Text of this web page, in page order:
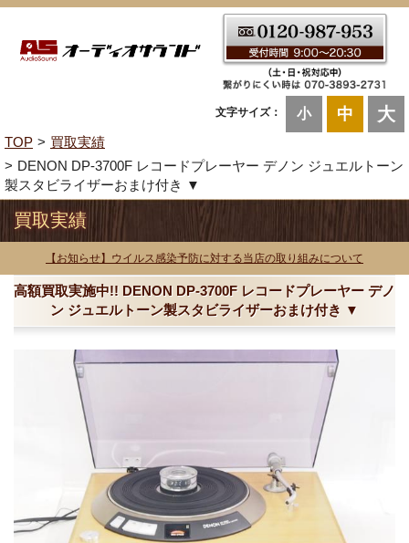
文字サイズ： 小 中 大
TOP
買取実績
DENON DP-3700F レコードプレーヤー デノン ジュエルトーン
製スタビライザーおまけ付き ▼
買取実績
【お知らせ】ウイルス感染予防に対する当店の取り組みについて
高額買取実施中!! DENON DP-3700F レコードプレーヤー デノ
ン ジュエルトーン製スタビライザーおまけ付き ▼